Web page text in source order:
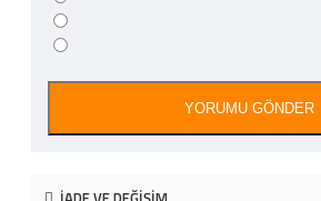
YORUMU GÖNDER